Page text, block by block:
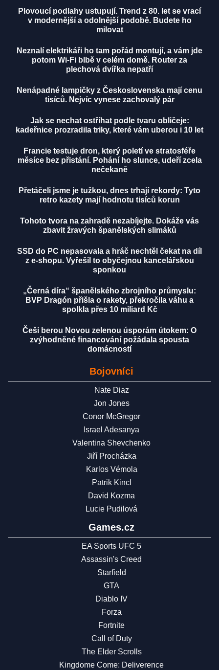
Plovoucí podlahy ustupují. Trend z 80. let se vrací
v modernější a odolnější podobě. Budete ho
milovat
Neznalí elektrikáři ho tam pořád montují, a vám jde
potom Wi-Fi blbě v celém domě. Router za
plechová dvířka nepatří
Nenápadné lampičky z Československa mají cenu
tisíců. Nejvíc vynese zachovalý pár
Jak se nechat ostříhat podle tvaru obličeje:
kadeřnice prozradila triky, které vám uberou i 10 let
Francie testuje dron, který poletí ve stratosféře
měsíce bez přistání. Pohání ho slunce, udeří zcela
nečekaně
Přetáčeli jsme je tužkou, dnes trhají rekordy: Tyto
retro kazety mají hodnotu tisíců korun
Tohoto tvora na zahradě nezabíjejte. Dokáže vás
zbavit žravých španělských slimáků
SSD do PC nepasovala a hráč nechtěl čekat na díl
z e-shopu. Vyřešil to obyčejnou kancelářskou
sponkou
„Černá díra“ španělského zbrojního průmyslu:
BVP Dragón přišla o rakety, překročila váhu a
spolkla přes 10 miliard Kč
Češi berou Novou zelenou úsporám útokem: O
zvýhodněné financování požádala spousta
domácností
Bojovníci
Nate Diaz
Jon Jones
Conor McGregor
Israel Adesanya
Valentina Shevchenko
Jiří Procházka
Karlos Vémola
Patrik Kincl
David Kozma
Lucie Pudilová
Games.cz
EA Sports UFC 5
Assassin's Creed
Starfield
GTA
Diablo IV
Forza
Fortnite
Call of Duty
The Elder Scrolls
Kingdome Come: Deliverence